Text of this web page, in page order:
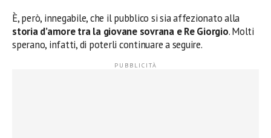
È, però, innegabile, che il pubblico si sia affezionato alla
storia d’amore tra la giovane sovrana e Re Giorgio. Molti
sperano, infatti, di poterli continuare a seguire.